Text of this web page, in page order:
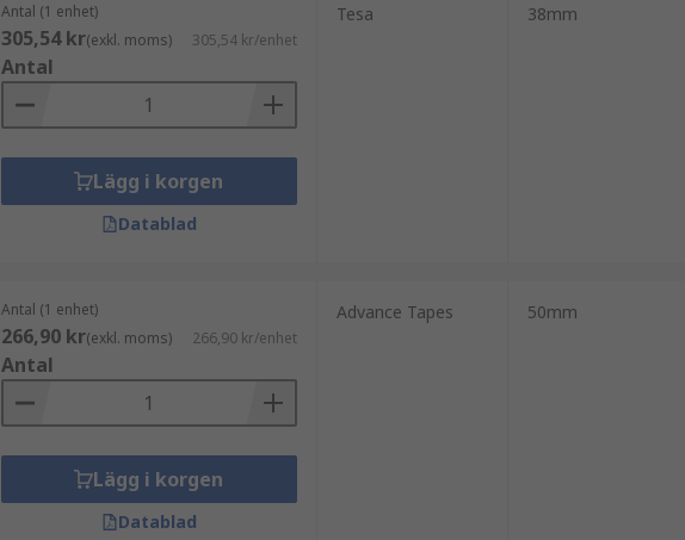
Antal (1 enhet)
305,54 kr(exkl. moms) 305,54 kr/enhet
Antal
Lägg i korgen
Datablad
Tesa 38mm
Antal (1 enhet)
266,90 kr(exkl. moms) 266,90 kr/enhet
Antal
Lägg i korgen
Datablad
Advance Tapes 50mm